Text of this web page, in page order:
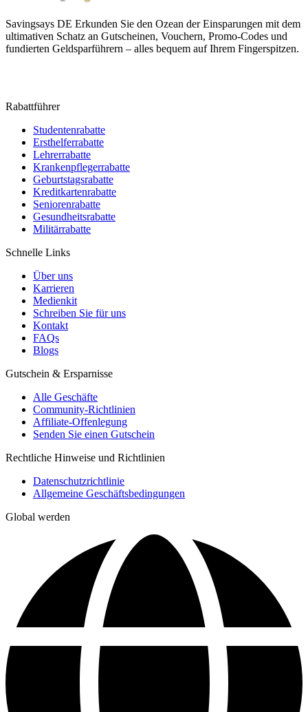
Savingsays DE Erkunden Sie den Ozean der Einsparungen mit dem
ultimativen Schatz an Gutscheinen, Vouchern, Promo-Codes und
fundierten Geldsparführern – alles bequem auf Ihrem Fingerspitzen.
Rabattführer
Studentenrabatte
Ersthelferrabatte
Lehrerrabatte
Krankenpflegerrabatte
Geburtstagsrabatte
Kreditkartenrabatte
Seniorenrabatte
Gesundheitsrabatte
Militärrabatte
Schnelle Links
Über uns
Karrieren
Medienkit
Schreiben Sie für uns
Kontakt
FAQs
Blogs
Gutschein & Ersparnisse
Alle Geschäfte
Community-Richtlinien
Affiliate-Offenlegung
Senden Sie einen Gutschein
Rechtliche Hinweise und Richtlinien
Datenschutzrichtlinie
Allgemeine Geschäftsbedingungen
Global werden